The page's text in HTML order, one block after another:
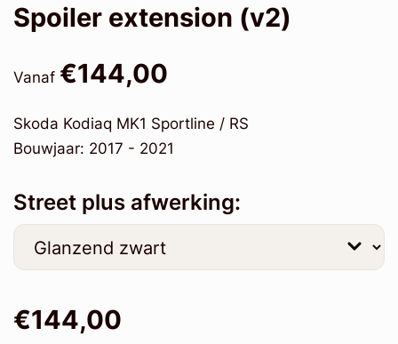
Spoiler extension (v2)
Vanaf €144,00
Skoda Kodiaq MK1 Sportline / RS
Bouwjaar: 2017 - 2021
Street plus afwerking:
€144,00